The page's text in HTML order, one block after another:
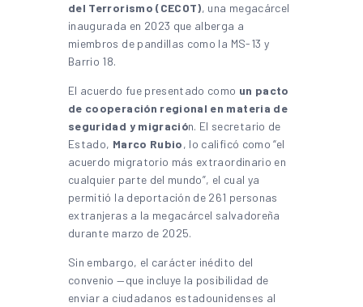
del Terrorismo (CECOT), una megacárcel
inaugurada en 2023 que alberga a
miembros de pandillas como la MS-13 y
Barrio 18.
El acuerdo fue presentado como un pacto
de cooperación regional en materia de
seguridad y migración. El secretario de
Estado, Marco Rubio, lo calificó como “el
acuerdo migratorio más extraordinario en
cualquier parte del mundo”, el cual ya
permitió la deportación de 261 personas
extranjeras a la megacárcel salvadoreña
durante marzo de 2025.
Sin embargo, el carácter inédito del
convenio —que incluye la posibilidad de
enviar a ciudadanos estadounidenses al